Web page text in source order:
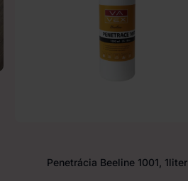
Penetrácia Beeline 1001, 1liter